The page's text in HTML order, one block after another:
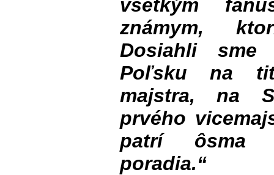
všetkým
známym,
Dosiahli
Poľsku na
majstra, na
prvého
patrí ôsma
poradia.“